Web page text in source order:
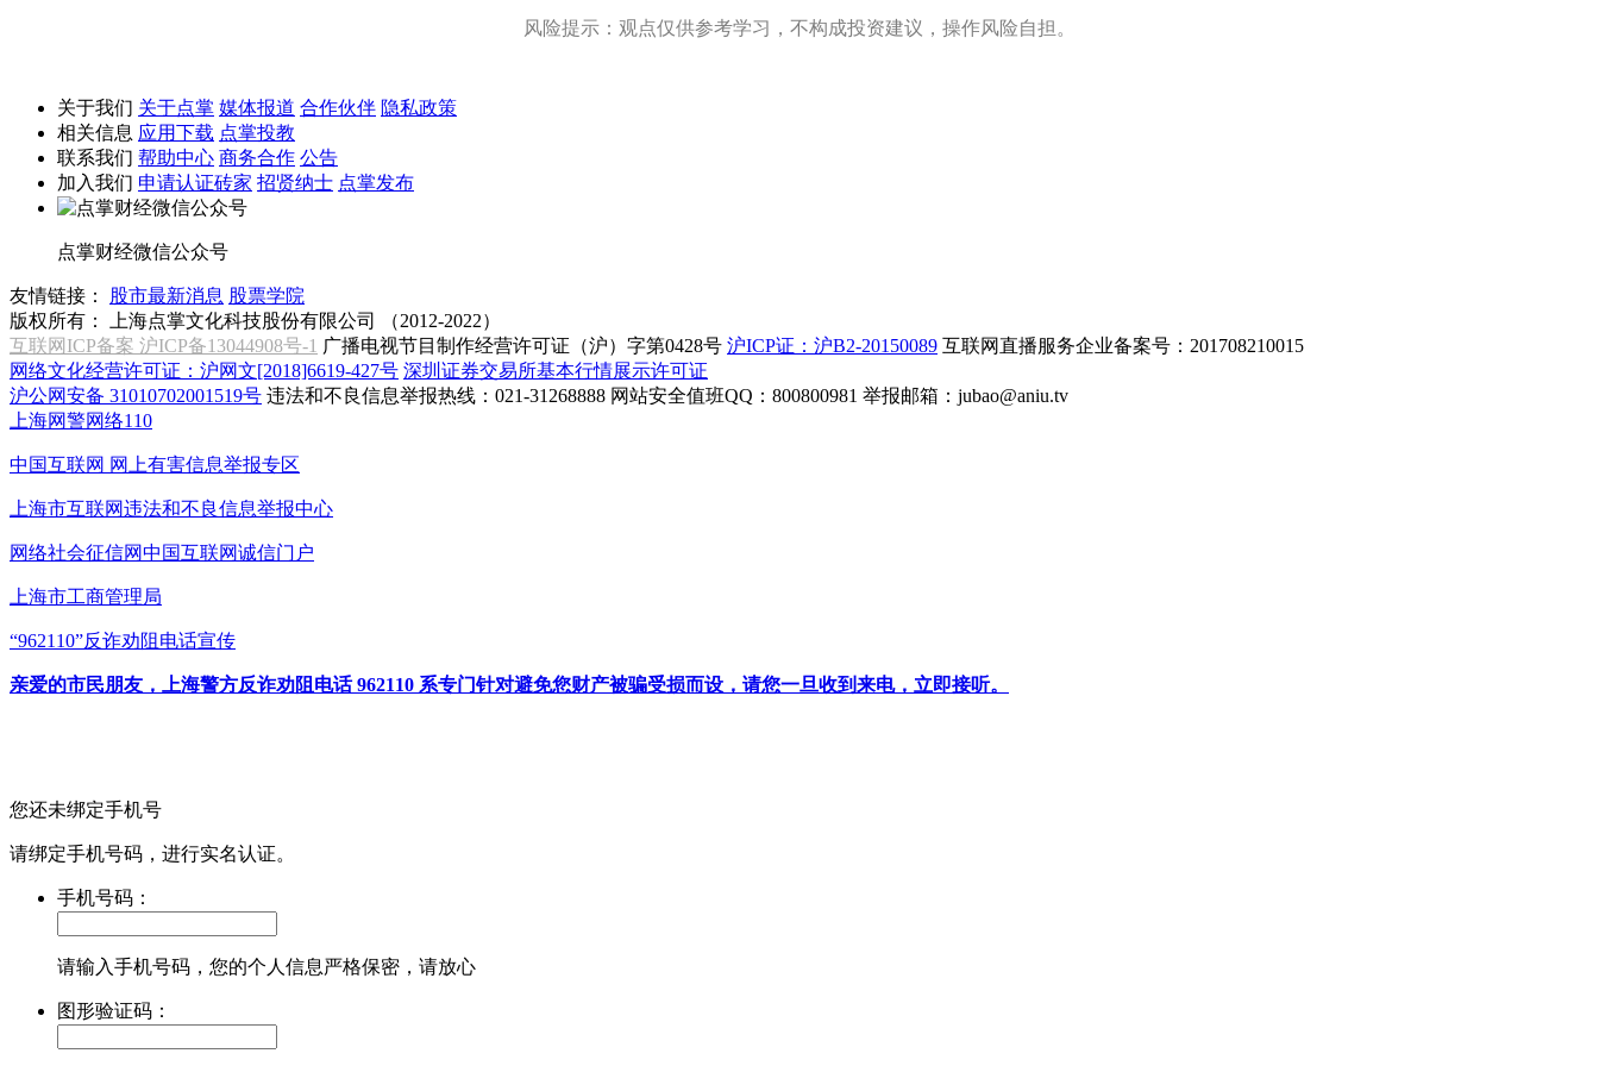
风险提示：观点仅供参考学习，不构成投资建议，操作风险自担。
关于我们 关于点掌 媒体报道 合作伙伴 隐私政策
相关信息 应用下载 点掌投教
联系我们 帮助中心 商务合作 公告
加入我们 申请认证砖家 招贤纳士 点掌发布
点掌财经微信公众号
友情链接： 股市最新消息 股票学院
版权所有：
上海点掌文化科技股份有限公司 （2012-2022）
互联网ICP备案 沪ICP备13044908号-1 广播电视节目制作经营许可证（沪）字第0428号 沪ICP证：沪B2-20150089 互联网直播服务企业备案号：201708210015
网络文化经营许可证：沪网文[2018]6619-427号 深圳证券交易所基本行情展示许可证
沪公网安备 31010702001519号 违法和不良信息举报热线：021-31268888 网站安全值班QQ：800800981 举报邮箱： jubao@aniu.tv
上海网警网络110
中国互联网 网上有害信息举报专区
上海市互联网违法和不良信息举报中心
网络社会征信网中国互联网诚信门户
上海市工商管理局
“962110”反诈劝阻电话宣传
亲爱的市民朋友，上海警方反诈劝阻电话 962110 系专门针对避免您财产被骗受损而设，请您一旦收到来电，立即接听。
您还未绑定手机号
请绑定手机号码，进行实名认证。
手机号码：
请输入手机号码，您的个人信息严格保密，请放心
图形验证码：